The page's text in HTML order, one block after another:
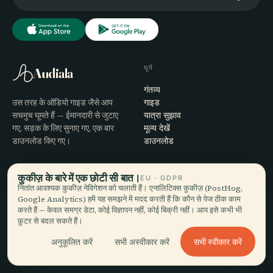
Audiala
उस तरह के ऑडियो गाइड जैसे आप
सचमुच घूमते हैं — ईमानदारी से जुटाए
गए, सड़क के लिए सुनाए गए, एक बार
डाउनलोड किए गए।
घूमें
गंतव्य
गाइड
यात्रा सुझाव
मूल्य देखें
डाउनलोड
हमारे बारे में
संपादकीय प्रक्रिया
मिशन
सहायता
ऐप समस्या-समाधान
संपर्क
हमारे साथ साझेदारी करें
कुकीज़ के बारे में एक छोटी सी बात। EU · GDPR
नितांत आवश्यक कुकीज़ नेविगेशन को चलाती हैं। एनालिटिक्स कुकीज़ (PostHog,
Google Analytics) हमें यह समझने में मदद करती हैं कि कौन से पेज ठीक काम
करते हैं — केवल समग्र डेटा, कोई विज्ञापन नहीं, कोई बिक्री नहीं। आप इसे कभी भी
फ़ुटर से बदल सकते हैं।
अनुकूलित करें सभी अस्वीकार करें सभी स्वीकार करें